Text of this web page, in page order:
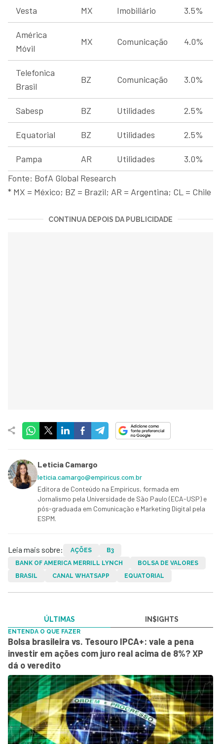
Vesta MX Imobiliário 3.5%
América
Móvil
MX Comunicação 4.0%
Telefonica
Brasil
BZ Comunicação 3.0%
Sabesp BZ Utilidades 2.5%
Equatorial BZ Utilidades 2.5%
Pampa AR Utilidades
3.0%
Fonte: BofA Global Research
* MX = México; BZ = Brazil; AR = Argentina; CL = Chile
CONTINUA DEPOIS DA PUBLICIDADE
Leticia Camargo
leticia.camargo@empiricus.com.br
Editora de Conteúdo na Empiricus, formada em
Jornalismo pela Universidade de São Paulo (ECA-USP) e
pós-graduada em Comunicação e Marketing Digital pela
ESPM.
Leia mais sobre: AÇÕES
B3
BANK OF AMERICA MERRILL LYNCH
BOLSA DE VALORES
BRASIL
CANAL WHATSAPP EQUATORIAL
ÚLTIMAS IN$IGHTS
ENTENDA O QUE FAZER
Bolsa brasileira vs. Tesouro IPCA+: vale a pena
investir em ações com juro real acima de 8%? XP
dá o veredito